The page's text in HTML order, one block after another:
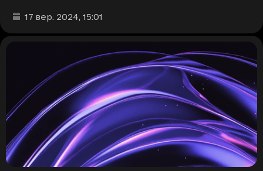
Дата та час публікації
17 вер. 2024, 15:01